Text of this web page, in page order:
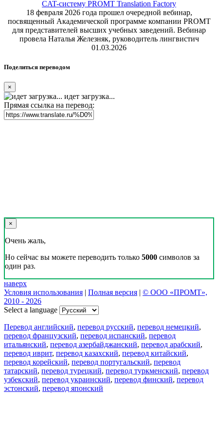
CAT-систему PROMT Translation Factory
18 февраля 2026 года прошел очередной вебинар,
посвященный Академической программе компании PROMT
для представителей высших учебных заведений. Вебинар
провела Наталья Железняк, руководитель лингвистич
01.03.2026
Поделиться переводом
×
идет загрузка...
Прямая ссылка на перевод:
×
Очень жаль,
Но сейчас вы можете переводить только 5000 символов за
один раз.
наверх
Условия использования | Полная версия | © ООО «ПРОМТ»,
2010 - 2026
Select a language
Перевод английский, перевод русский, перевод немецкий,
перевод французский, перевод испанский, перевод
итальянский, перевод азербайджанский, перевод арабский,
перевод иврит, перевод казахский, перевод китайский,
перевод корейский, перевод португальский, перевод
татарский, перевод турецкий, перевод туркменский, перевод
узбекский, перевод украинский, перевод финский, перевод
эстонский, перевод японский